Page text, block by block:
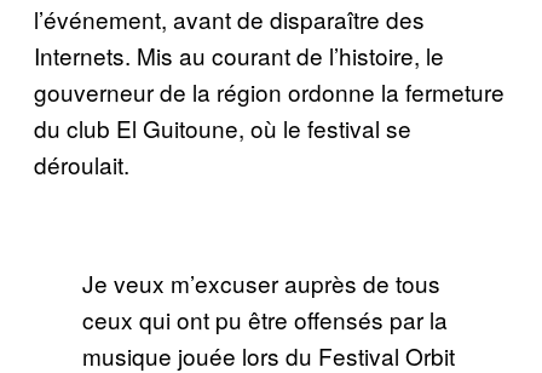
l’événement, avant de disparaître des
Internets. Mis au courant de l’histoire, le
gouverneur de la région ordonne la fermeture
du club El Guitoune, où le festival se
déroulait.
Je veux m’excuser auprès de tous
ceux qui ont pu être offensés par la
musique jouée lors du Festival Orbit